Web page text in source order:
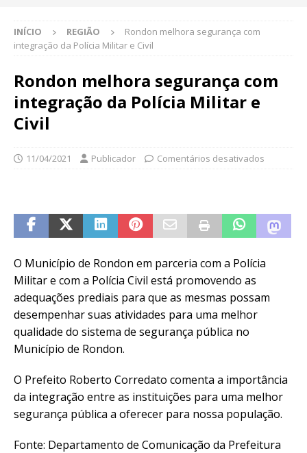
INÍCIO REGIÃO
Rondon melhora segurança com
integração da Polícia Militar e Civil
Rondon melhora segurança com
integração da Polícia Militar e
Civil
11/04/2021 Publicador Comentários desativados
O Município de Rondon em parceria com a Polícia
Militar e com a Polícia Civil está promovendo as
adequações prediais para que as mesmas possam
desempenhar suas atividades para uma melhor
qualidade do sistema de segurança pública no
Município de Rondon.
O Prefeito Roberto Corredato comenta a importância
da integração entre as instituições para uma melhor
segurança pública a oferecer para nossa população.
Fonte: Departamento de Comunicação da Prefeitura